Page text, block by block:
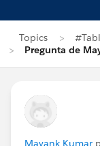
Topics
Pregunta de
Mayank Kumar